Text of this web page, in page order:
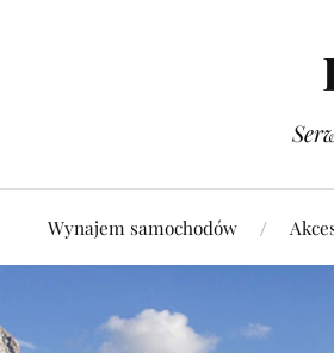
Wynajem samochodów